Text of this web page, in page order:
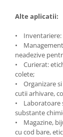
Alte aplicatii:
• Inventariere:
•
neadezive
• Curierat:
colete;
• Organizare
cutii arhivare,
• Laboratoare
substante
• Magazine,
cu cod bare,